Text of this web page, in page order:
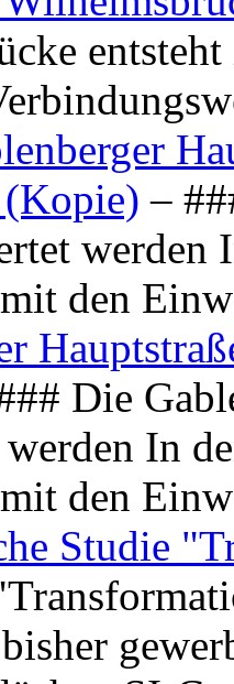
(Kopie) –
werden
mit den
Die
In
mit den
Studie